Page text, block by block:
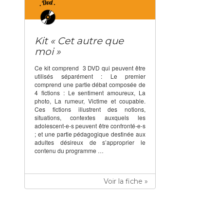
Kit « Cet autre que
moi »
Ce kit comprend 3 DVD qui peuvent être
utilisés séparément : Le premier
comprend une partie débat composée de
4 fictions : Le sentiment amoureux, La
photo, La rumeur, Victime et coupable.
Ces fictions illustrent des notions,
situations, contextes auxquels les
adolescent-e-s peuvent être confronté-e-s
; et une partie pédagogique destinée aux
adultes désireux de s’approprier le
contenu du programme …
Voir la fiche »